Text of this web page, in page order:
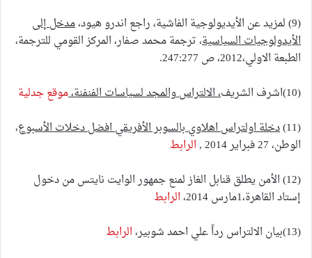
(9) لمزيد عن الأيديولوجية الفاشية، راجع اندرو هيود،
مدخل إلى
الأيدولوجيات السياسية، ترجمة محمد صفار، المركز القومي للترجمة،
الطبعة الاولي،2012، ص 247:277.
(10)اشرف الشريف
، الالتراس والمجد لسياسات الفنفنة،موقع جدلية
(11)
دخلة اولتراس اهلاوي بالسوبر الأفريقي افضل دخلات الأسبوع،
الوطن، 27 فبراير 2014 ,
الرابط
(12) الأمن يطلق قنابل الغاز لمنع جمهور الوايت نايتس من دخول
إستاد القاهرة،1مارس 2014،
الرابط
(13)بيان الالتراس رداً علي احمد شوبير،
الرابط